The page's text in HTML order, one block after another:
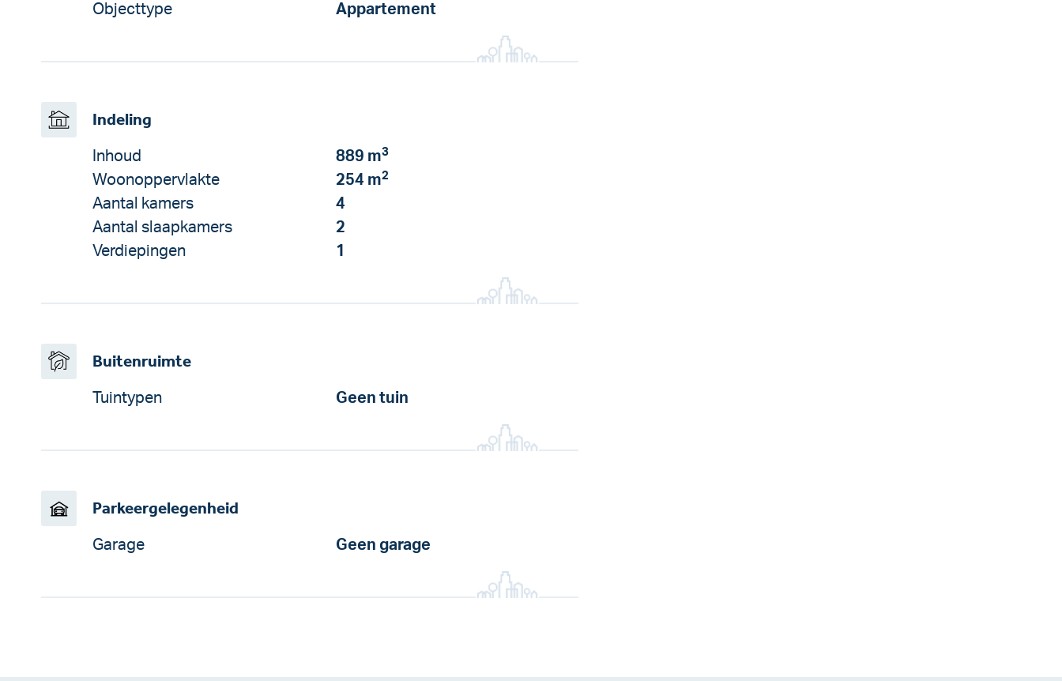
Objecttype Appartement
Indeling
Inhoud 889 m3
Woonoppervlakte 254 m2
Aantal kamers
4
Aantal slaapkamers
2
Verdiepingen
1
Buitenruimte
Tuintypen Geen tuin
Parkeergelegenheid
Garage Geen garage